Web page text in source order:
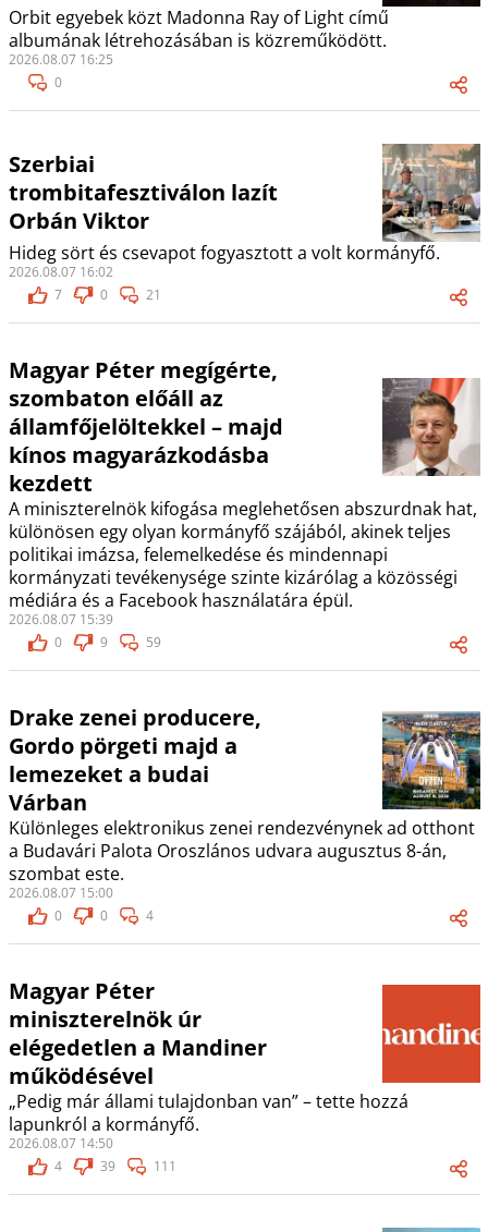
Orbit egyebek közt Madonna Ray of Light című
albumának létrehozásában is közreműködött.
2026.08.07 16:25
0
Szerbiai
trombitafesztiválon lazít
Orbán Viktor
Hideg sört és csevapot fogyasztott a volt kormányfő.
2026.08.07 16:02
7
0 21
Magyar Péter megígérte,
szombaton előáll az
államfőjelöltekkel – majd
kínos magyarázkodásba
kezdett
A miniszterelnök kifogása meglehetősen abszurdnak hat,
különösen egy olyan kormányfő szájából, akinek teljes
politikai imázsa, felemelkedése és mindennapi
kormányzati tevékenysége szinte kizárólag a közösségi
médiára és a Facebook használatára épül.
2026.08.07 15:39
0
9 59
Drake zenei producere,
Gordo pörgeti majd a
lemezeket a budai
Várban
Különleges elektronikus zenei rendezvénynek ad otthont
a Budavári Palota Oroszlános udvara augusztus 8-án,
szombat este.
2026.08.07 15:00
0
0 4
Magyar Péter
miniszterelnök úr
elégedetlen a Mandiner
működésével
„Pedig már állami tulajdonban van” – tette hozzá
lapunkról a kormányfő.
2026.08.07 14:50
4
39 111